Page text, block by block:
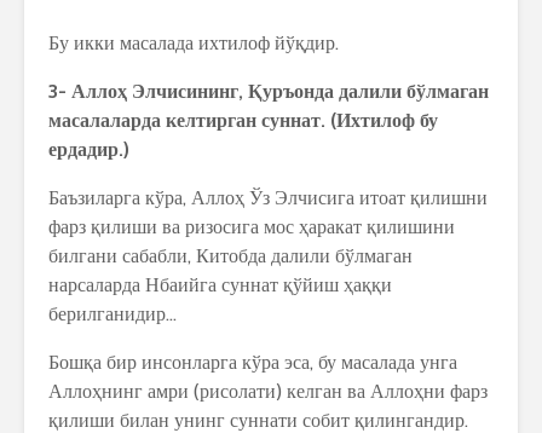
Бу икки масалада ихтилоф йўқдир.
3- Аллоҳ Элчисининг, Қуръонда далили бўлмаган
масалаларда келтирган суннат. (Ихтилоф бу
ердадир.)
Баъзиларга кўра, Аллоҳ Ўз Элчисига итоат қилишни
фарз қилиши ва ризосига мос ҳаракат қилишини
билгани сабабли, Китобда далили бўлмаган
нарсаларда Нбаийга суннат қўйиш ҳаққи
берилганидир…
Бошқа бир инсонларга кўра эса, бу масалада унга
Аллоҳнинг амри (рисолати) келган ва Аллоҳни фарз
қилиши билан унинг суннати собит қилингандир.